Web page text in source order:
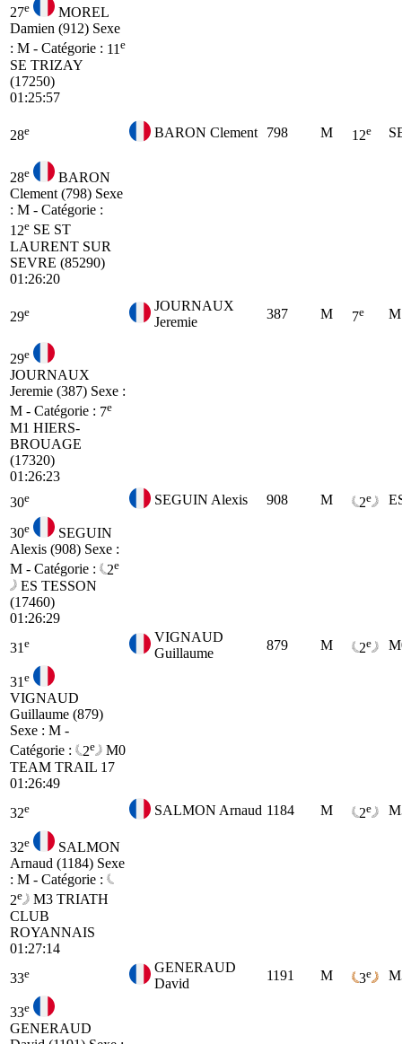
27e
MOREL
Damien (912) Sexe
: M - Catégorie : 11 e
SE TRIZAY
(17250)
01:25:57
28e BARON Clement 798 M 12e
28e
BARON
Clement (798) Sexe
: M - Catégorie :
12e SE ST
LAURENT SUR
SEVRE (85290)
01:26:20
29e
JOURNAUX
Jeremie
387 M 7e
29e
JOURNAUX
Jeremie (387) Sexe :
M - Catégorie : 7e
M1 HIERS-
BROUAGE
(17320)
01:26:23
30e SEGUIN Alexis 908 M 2e
30e
SEGUIN
Alexis (908) Sexe :
M - Catégorie :
2e
ES TESSON
(17460)
01:26:29
31 e
VIGNAUD
Guillaume
879 M 2e
31 e
VIGNAUD
Guillaume (879)
Sexe : M -
Catégorie :
2e
M0
TEAM TRAIL 17
01:26:49
32e SALMON Arnaud 1184 M 2e
32e
SALMON
Arnaud (1184) Sexe
: M - Catégorie :
2e M3 TRIATH
CLUB
ROYANNAIS
01:27:14
33e
GENERAUD
David
1191 M 3e
33e
GENERAUD